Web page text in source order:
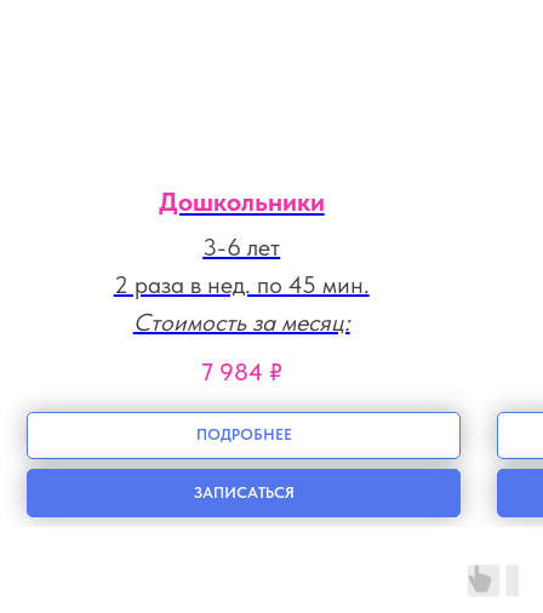
Дошкольники
3-6 лет
2 раза в нед. по 45 мин.
Стоимость за месяц :
7 984 ₽
ПОДРОБНЕЕ
ЗАПИСАТЬСЯ